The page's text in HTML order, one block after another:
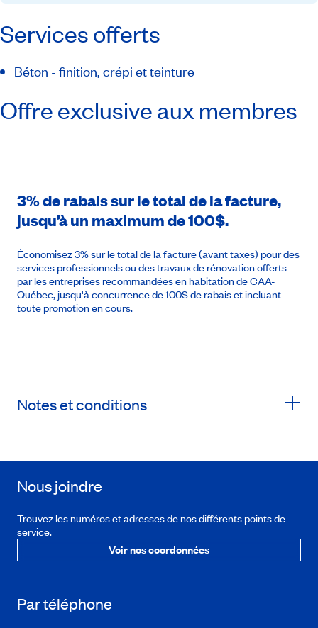
Services offerts
Béton - finition, crépi et teinture
Offre exclusive aux membres
3% de rabais sur le total de la facture,
jusqu’à un maximum de 100$.
Économisez 3% sur le total de la facture (avant taxes) pour des
services professionnels ou des travaux de rénovation offerts
par les entreprises recommandées en habitation de CAA-
Québec, jusqu'à concurrence de 100$ de rabais et incluant
toute promotion en cours.
Notes et conditions
Nous joindre
Trouvez les numéros et adresses de nos différents points de
service.
Voir nos coordonnées
Par téléphone